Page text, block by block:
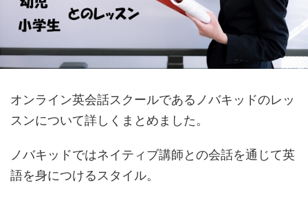
オンライン英会話スクールであるノバキッドのレッ
スンについて詳しくまとめました。
ノバキッドではネイティブ講師との会話を通じて英
語を身につけるスタイル。